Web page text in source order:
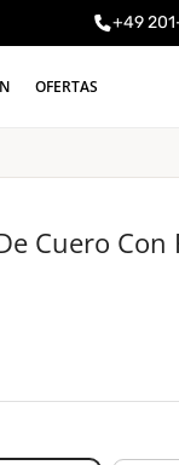
+49
OFERTAS
Cuero Con